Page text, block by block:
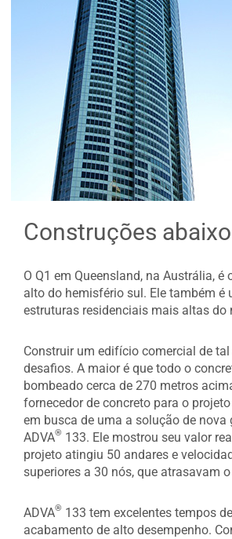
Construções
O Q1 em Queensland, na Austrália,
alto do hemisfério sul. Ele também é
estruturas residenciais mais altas do
Construir um edifício comercial de
desafios. A maior é que todo o
bombeado cerca de 270 metros
fornecedor de concreto para o
em busca de uma a solução de nova
ADVA® 133. Ele mostrou seu valor
projeto atingiu 50 andares e
superiores a 30 nós, que atrasavam
ADVA® 133 tem excelentes tempos
acabamento de alto desempenho.